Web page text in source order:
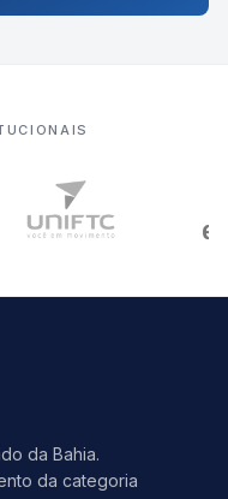
da Bahia.
da categoria